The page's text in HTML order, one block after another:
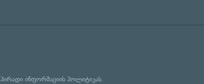
პირადი ინფორმაციის პოლიტიკას